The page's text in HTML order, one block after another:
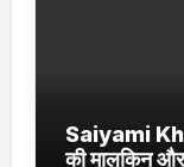
Saiyami
की मालकिन और